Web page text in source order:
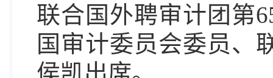
联合国外聘审计团第
国审计委员会委员、